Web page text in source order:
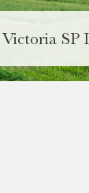
Victoria SP